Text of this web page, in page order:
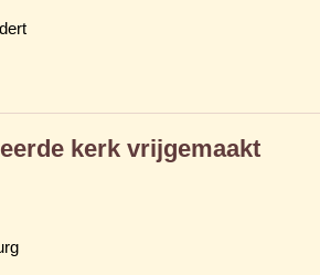
kerk vrijgemaakt